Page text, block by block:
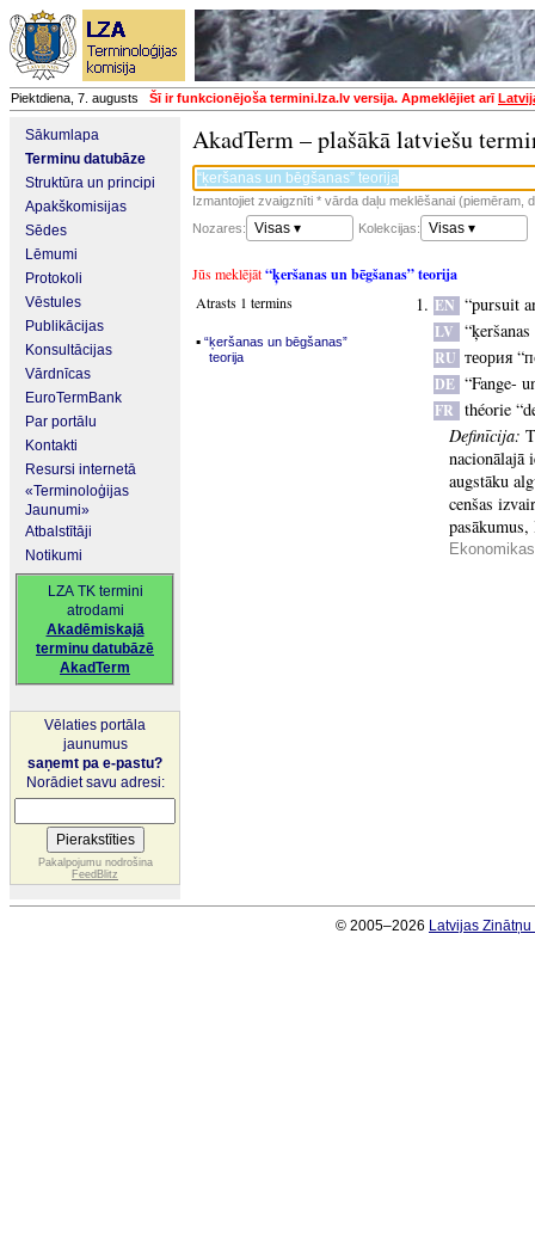
Piektdiena, 7. augusts Šī ir funkcionējoša termini.lza.lv versija. Apmeklējiet arī
Sākumlapa
Terminu datubāze
Struktūra un principi
Apakškomisijas
Sēdes
Lēmumi
Protokoli
Vēstules
Publikācijas
Konsultācijas
Vārdnīcas
EuroTermBank
Par portālu
Kontakti
Resursi internetā
«Terminoloģijas
Jaunumi»
Atbalstītāji
Notikumi
LZA TK termini
atrodami
Akadēmiskajā
terminu datubāzē
AkadTerm
Vēlaties portāla
jaunumus
saņemt pa e-pastu?
Norādiet savu adresi:
Pakalpojumu nodrošina
FeedBlitz
AkadTerm – plašākā latviešu
Izmantojiet zvaigznīti * vārda daļu meklēšanai (piemēram,
Nozares:
Visas ▾ Kolekcijas: Visas ▾
Jūs meklējāt“ķeršanas un bēgšanas” teorija
Atrasts 1 termins
▪ “ķeršanas un bēgšanas”
teorija
EN “pursuit
LV
RU теория
DE “Fange-
FR théorie
Definīcija:
nacionālajā
augstāku
cenšas
© 2005–2026 Latvijas